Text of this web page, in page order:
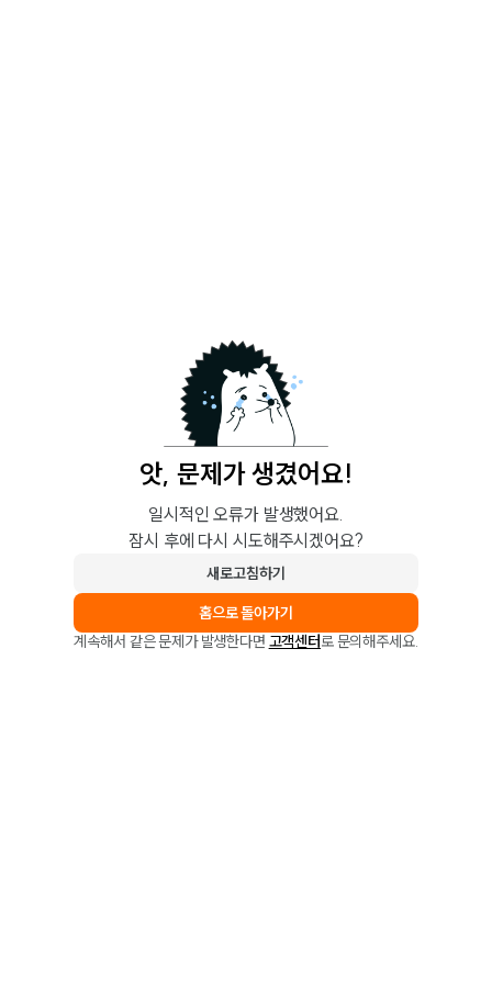
앗, 문제가 생겼어요!
일시적인 오류가 발생했어요.
잠시 후에 다시 시도해주시겠어요?
새로고침하기
홈으로 돌아가기
계속해서 같은 문제가 발생한다면 고객센터로 문의해주세요.